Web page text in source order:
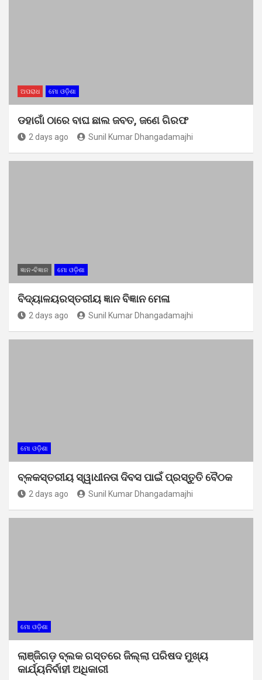
ଅପରାଧ ମୋ ଓଡ଼ିଶା
ଡହାଗାଁ ଠାରେ ବାଘ ଛାଲ ଜବତ, ଜଣେ ଗିରଫ
2 days ago Sunil Kumar Dhangadamajhi
ଜ୍ଞାନ-ବିଜ୍ଞାନ ମୋ ଓଡ଼ିଶା
ବିଦ୍ୟାଳୟରସ୍ତରୀୟ ଜ୍ଞାନ ବିଜ୍ଞାନ ମେଳା
2 days ago Sunil Kumar Dhangadamajhi
ମୋ ଓଡ଼ିଶା
ବ୍ଳକସ୍ତରୀୟ ସ୍ୱାଧୀନତା ଦିବସ ପାଇଁ ପ୍ରସ୍ତୁତି ବୈଠକ
2 days ago Sunil Kumar Dhangadamajhi
ମୋ ଓଡ଼ିଶା
ଲାଞ୍ଜିଗଡ଼ ବ୍ଲକ ଗସ୍ତରେ ଜିଲ୍ଲା ପରିଷଦ ମୁଖ୍ୟ
କାର୍ଯ୍ୟନିର୍ବାହୀ ଅଧିକାରୀ